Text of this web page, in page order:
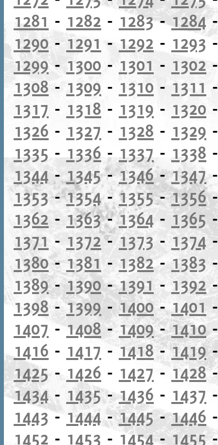
1281 - 1282 - 1283-1284
1290 -1291 - 1292 - 1293
1299- 1300 - 1301 - 1302
1308 - 1309 - 1310 - 1311
1317 - 1318 - 1319 - 1320
1326 - 1327 - 1328 - 1329
1335 - 1336 - 1337 - 1338
1344 - 1345-1346-1347
1353-1354- 1355-1356
1362 - 1363-1364 - 1365
1371 - 1372-1373 -1374
1380-1381 - 1382-1383
1389-1390-1391 -1392
1398 -1399-1400-1401
1407 -1408-1409-1410
1416 - 1417 -1418-1419
1425- 1426 - 1427 - 1428
1434- 1435-1436 - 1437
1443- 1444-1445-1446
1452 - 1453 - 1454-1455